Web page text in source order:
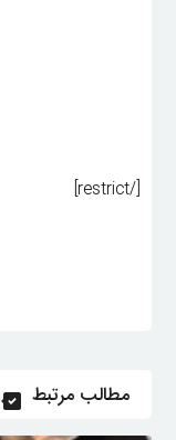
[/restrict]
مطالب مرتبط